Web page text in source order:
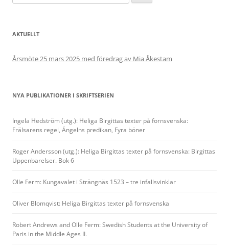
efter:
AKTUELLT
Årsmöte 25 mars 2025 med föredrag av Mia Åkestam
NYA PUBLIKATIONER I SKRIFTSERIEN
Ingela Hedström (utg.): Heliga Birgittas texter på fornsvenska:
Frälsarens regel, Ängelns predikan, Fyra böner
Roger Andersson (utg.): Heliga Birgittas texter på fornsvenska: Birgittas
Uppenbarelser. Bok 6
Olle Ferm: Kungavalet i Strängnäs 1523 – tre infallsvinklar
Oliver Blomqvist: Heliga Birgittas texter på fornsvenska
Robert Andrews and Olle Ferm: Swedish Students at the University of
Paris in the Middle Ages II.